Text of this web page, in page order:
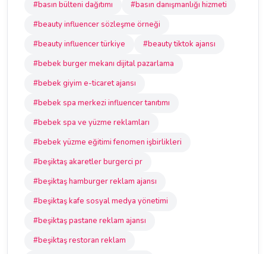
#basın bülteni dağıtımı
#basın danışmanlığı hizmeti
#beauty influencer sözleşme örneği
#beauty influencer türkiye
#beauty tiktok ajansı
#bebek burger mekanı dijital pazarlama
#bebek giyim e-ticaret ajansı
#bebek spa merkezi influencer tanıtımı
#bebek spa ve yüzme reklamları
#bebek yüzme eğitimi fenomen işbirlikleri
#beşiktaş akaretler burgerci pr
#beşiktaş hamburger reklam ajansı
#beşiktaş kafe sosyal medya yönetimi
#beşiktaş pastane reklam ajansı
#beşiktaş restoran reklam